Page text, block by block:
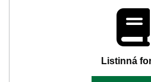
Listinná